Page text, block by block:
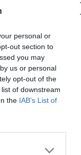
personal or
out section to
you may
us or personal
opt-out of the
of downstream
the IAB’s List of